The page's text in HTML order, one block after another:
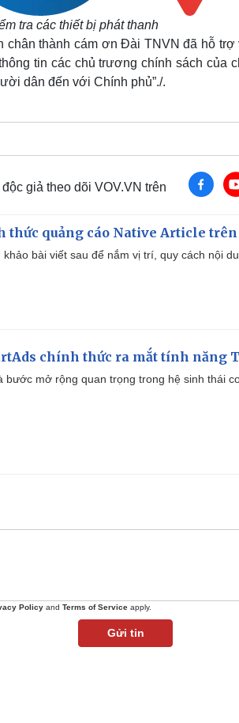
tra các thiết bị phát thanh
chân thành cám ơn Đài TNVN đã hỗ
tin các chủ trương chính sách của
dân đến với Chính phủ”./.
giả theo dõi VOV.VN trên
thức quảng cáo Native Article
khảo bài viết sau để nắm vị trí, quy cách nội
chính thức ra mắt tính năng
bước mở rộng quan trọng trong hệ sinh thái
Policy and Terms of Service apply.
Gửi tin